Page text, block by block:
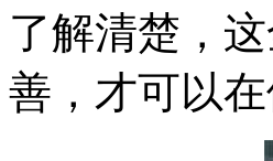
了解清楚，
善，才可以